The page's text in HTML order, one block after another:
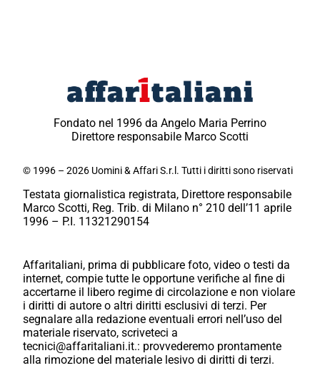
Fondato nel 1996 da Angelo Maria Perrino
Direttore responsabile Marco Scotti
© 1996 – 2026 Uomini & Affari S.r.l. Tutti i diritti sono riservati
Testata giornalistica registrata, Direttore responsabile
Marco Scotti, Reg. Trib. di Milano n° 210 dell’11 aprile
1996 – P.I. 11321290154
Affaritaliani, prima di pubblicare foto, video o testi da
internet, compie tutte le opportune verifiche al fine di
accertarne il libero regime di circolazione e non violare
i diritti di autore o altri diritti esclusivi di terzi. Per
segnalare alla redazione eventuali errori nell’uso del
materiale riservato, scriveteci a
tecnici@affaritaliani.it.: provvederemo prontamente
alla rimozione del materiale lesivo di diritti di terzi.